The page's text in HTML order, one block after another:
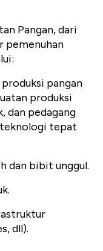
Pangan, dari
pemenuhan
pangan
produksi
dan pedagang
tepat
dan bibit unggul.
dll).